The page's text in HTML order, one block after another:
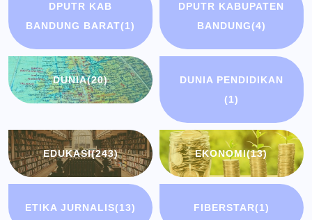
DPUTR KAB
BANDUNG BARAT(1)
DPUTR KABUPATEN
BANDUNG(4)
DUNIA(20)
DUNIA PENDIDIKAN
(1)
EDUKASI(243) EKONOMI(13)
ETIKA JURNALIS(13) FIBERSTAR(1)